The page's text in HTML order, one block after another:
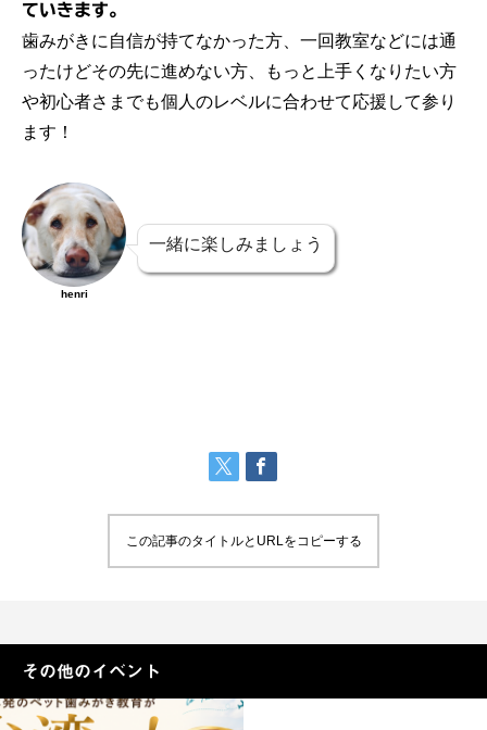
ていきます。
歯みがきに自信が持てなかった方、一回教室などには通
ったけどその先に進めない方、もっと上手くなりたい方
や初心者さまでも個人のレベルに合わせて応援して参り
ます！
henri
一緒に楽しみましょう
この記事のタイトルとURLをコピーする
その他のイベント